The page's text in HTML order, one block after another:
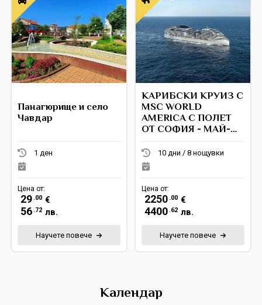
Панагюрище и село
Чавдар
1 ден
Цена от:
29 .00 €
56 .72 лв.
Научете повече
КАРИБСКИ КРУИЗ С
MSC WORLD
AMERICA С ПОЛЕТ
ОТ СОФИЯ - МАЙ-
10 дни / 8 нощувки
Цена от:
2250 .00 €
4400 .62 лв.
Научете повече
Календар